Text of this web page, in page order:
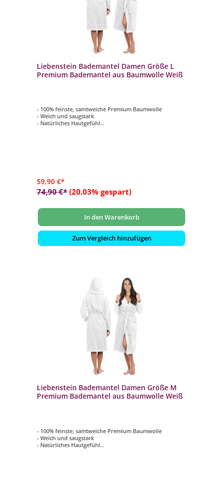
Liebenstein Bademantel Damen Größe L
Premium Bademantel aus Baumwolle Weiß
- 100% feinste, samtweiche Premium Baumwolle
- Weich und saugstark
- Natürliches Hautgefühl
59,90 €*
74,90 €* (20.03% gespart)
In den Warenkorb
Zum Vergleich hinzufügen
Liebenstein Bademantel Damen Größe M
Premium Bademantel aus Baumwolle Weiß
- 100% feinste, samtweiche Premium Baumwolle
- Weich und saugstark
- Natürliches Hautgefühl